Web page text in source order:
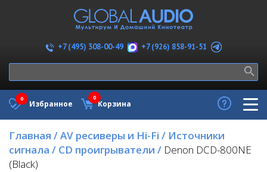
+7 (495) 308-00-49 +7 (926) 858-91-51
Избранное
0
Корзина
0
Главная /AV ресиверы и Hi-Fi / Источники
сигнала / CD проигрыватели / Denon DCD-800NE
(Black)